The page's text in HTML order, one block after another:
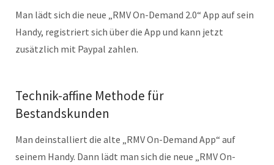
Man lädt sich die neue „RMV On-Demand 2.0“ App auf sein
Handy, registriert sich über die App und kann jetzt
zusätzlich mit Paypal zahlen.
Technik-affine Methode für
Bestandskunden
Man deinstalliert die alte „RMV On-Demand App“ auf
seinem Handy. Dann lädt man sich die neue „RMV On-